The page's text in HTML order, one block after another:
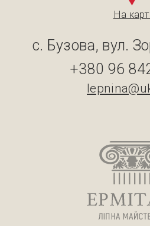
На
с. Бузова, вул.
+380 96